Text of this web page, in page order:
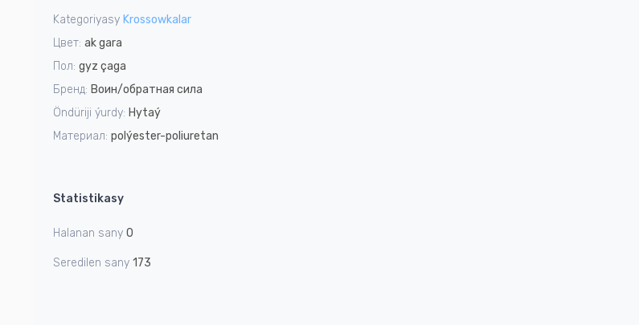
5
Kategoriyasy Krossowkalar
Цвет: ak gara
Пол: gyz çaga
Бренд: Воин/обратная сила
Öndüriji ýurdy: Hytaý
Материал: polýester-poliuretan
Statistikasy
Halanan sany 0
Seredilen sany 173